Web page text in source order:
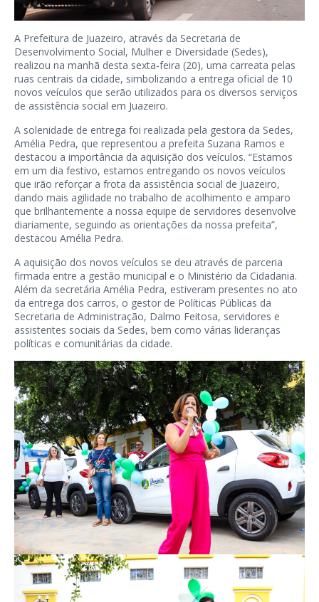
A Prefeitura de Juazeiro, através da Secretaria de
Desenvolvimento Social, Mulher e Diversidade (Sedes),
realizou na manhã desta sexta-feira (20), uma carreata pelas
ruas centrais da cidade, simbolizando a entrega oficial de 10
novos veículos que serão utilizados para os diversos serviços
de assistência social em Juazeiro.
A solenidade de entrega foi realizada pela gestora da Sedes,
Amélia Pedra, que representou a prefeita Suzana Ramos e
destacou a importância da aquisição dos veículos. “Estamos
em um dia festivo, estamos entregando os novos veículos
que irão reforçar a frota da assistência social de Juazeiro,
dando mais agilidade no trabalho de acolhimento e amparo
que brilhantemente a nossa equipe de servidores desenvolve
diariamente, seguindo as orientações da nossa prefeita”,
destacou Amélia Pedra.
A aquisição dos novos veículos se deu através de parceria
firmada entre a gestão municipal e o Ministério da Cidadania.
Além da secretária Amélia Pedra, estiveram presentes no ato
da entrega dos carros, o gestor de Políticas Públicas da
Secretaria de Administração, Dalmo Feitosa, servidores e
assistentes sociais da Sedes, bem como várias lideranças
políticas e comunitárias da cidade.